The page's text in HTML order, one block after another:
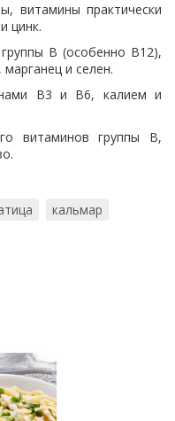
витамины практически
цинк.
B (особенно В12),
и селен.
В3 и В6, калием и
витаминов группы В,
кальмар